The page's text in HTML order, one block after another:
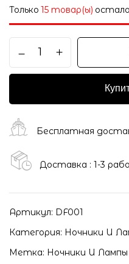
Только 15 товар(ы)
Бесплатная
Доставка : 1-3
Артикул: DF001
Категория: Ночники И
Метка: Ночники И Лампы